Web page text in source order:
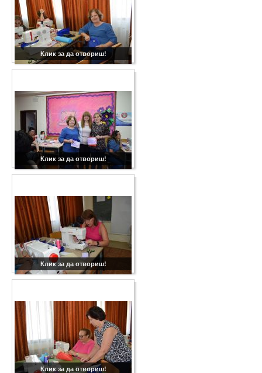
Клик за да отвориш!
Клик за да отвориш!
Клик за да отвориш!
Клик за да отвориш!